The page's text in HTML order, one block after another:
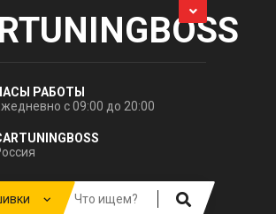
РАБОТЫ
с 09:00 до 20:00